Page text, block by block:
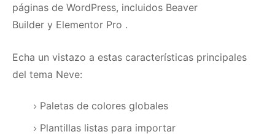
páginas de WordPress, incluidos Beaver
Builder y Elementor Pro .
Echa un vistazo a estas características principales
del tema Neve:
Paletas de colores globales
Plantillas listas para importar